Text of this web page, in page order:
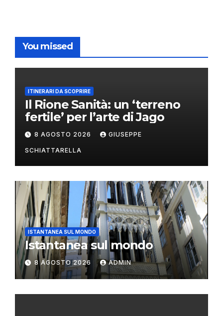
You missed
ITINERARI DA SCOPRIRE
Il Rione Sanità: un ‘terreno
fertile’ per l’arte di Jago
8 AGOSTO 2026 GIUSEPPE
SCHIATTARELLA
ISTANTANEA SUL MONDO
Istantanea sul mondo
8 AGOSTO 2026 ADMIN